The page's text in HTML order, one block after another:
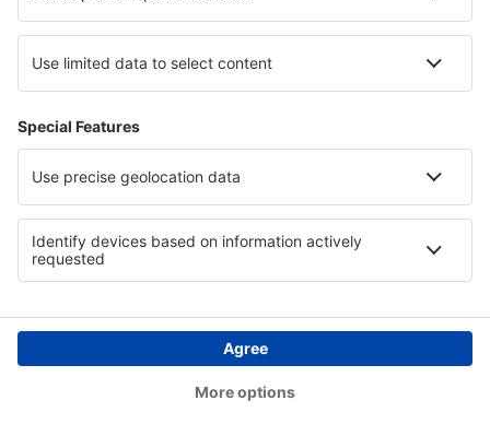
Ubytování in Crișana
Copyright © eSky.cz. Všechna práva vyhrazena.